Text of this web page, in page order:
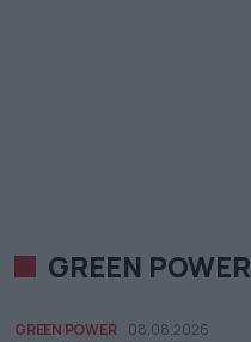
GREEN POWER
GREEN POWER 08.08.2026